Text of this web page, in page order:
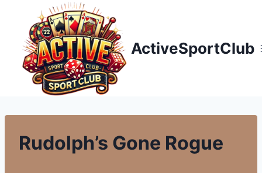
obsah
ActiveSportClub
Rudolph’s Gone Rogue